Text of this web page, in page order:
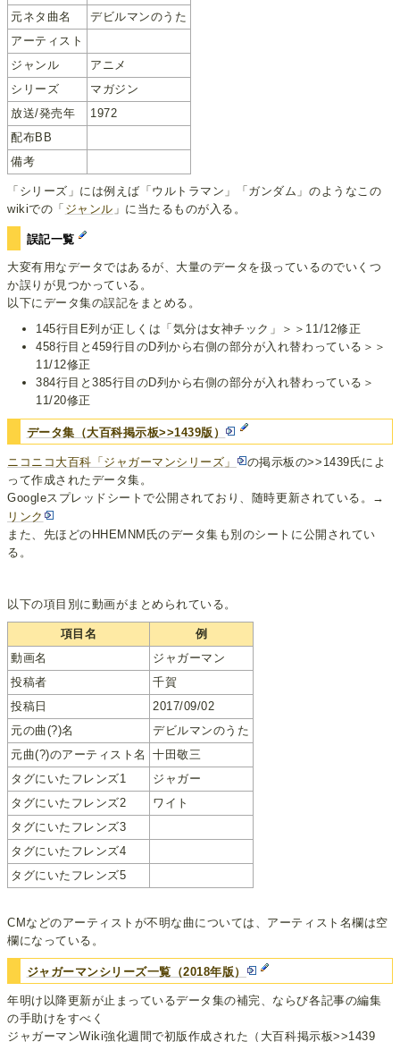
元ネタ曲名
デビルマンのうた
アーティスト
ジャンル
アニメ
シリーズ
マガジン
放送/発売年
1972
配布BB
備考
「シリーズ」には例えば「ウルトラマン」「ガンダム」のようなこの
wikiでの「 ジャンル 」に当たるものが入る。
誤記一覧
大変有用なデータではあるが、大量のデータを扱っているのでいくつ
か誤りが見つかっている。
以下にデータ集の誤記をまとめる。
145行目E列が正しくは「気分は女神チック」＞＞11/12修正
458行目と459行目のD列から右側の部分が入れ替わっている＞＞
11/12修正
384行目と385行目のD列から右側の部分が入れ替わっている＞
11/20修正
データ集（大百科掲示板>>1439版）
ニコニコ大百科「ジャガーマンシリーズ」
の掲示板の>>1439氏によ
って作成されたデータ集。
Googleスプレッドシートで公開されており、随時更新されている。→
リンク
また、先ほどのHHEMNM氏のデータ集も別のシートに公開されてい
る。
以下の項目別に動画がまとめられている。
項目名
例
動画名
ジャガーマン
投稿者
千賀
投稿日
2017/09/02
元の曲(?)名
デビルマンのうた
元曲(?)のアーティスト名
十田敬三
タグにいたフレンズ1
ジャガー
タグにいたフレンズ2
ワイト
タグにいたフレンズ3
タグにいたフレンズ4
タグにいたフレンズ5
CMなどのアーティストが不明な曲については、アーティスト名欄は空
欄になっている。
ジャガーマンシリーズ一覧（2018年版）
年明け以降更新が止まっているデータ集の補完、ならび各記事の編集
の手助けをすべく
ジャガーマンWiki強化週間で初版作成された（大百科掲示板>>1439